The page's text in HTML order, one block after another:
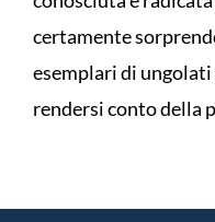
certamente
esemplari di ungolati
rendersi conto della